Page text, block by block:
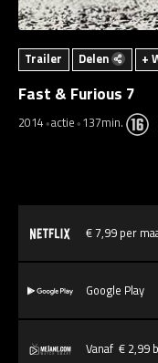
Trailer Delen +
Fast & Furious 7
2014 actie 137min.
€ 7,99 per
Google Play
Vanaf € 2,99